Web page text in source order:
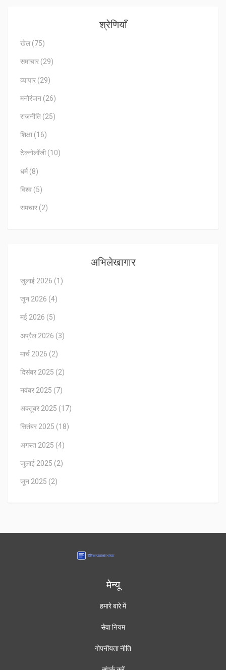
श्रेणियाँ
खेल (75)
समाचार (29)
व्यापार (29)
मनोरंजन (26)
राजनीति (25)
शिक्षा (16)
टेक्नोलॉजी (10)
धर्म (8)
विश्व (5)
समचार (2)
अभिलेखागार
जुलाई 2026 (1)
जून 2026 (4)
मई 2026 (5)
अप्रैल 2026 (3)
मार्च 2026 (2)
दिसंबर 2025 (2)
नवंबर 2025 (7)
अक्तूबर 2025 (17)
सितंबर 2025 (18)
अगस्त 2025 (4)
जुलाई 2025 (2)
जून 2025 (2)
मेन्यू
हमारे बारे में
सेवा नियम
गोपनीयता नीति